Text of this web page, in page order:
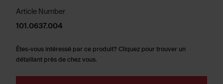
Article Number
101.0637.004
Êtes-vous intéressé par ce produit? Cliquez pour trouver un
détaillant près de chez vous.